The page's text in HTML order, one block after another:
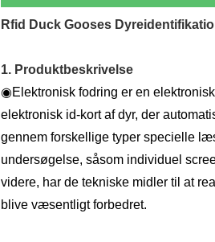
Rfid Duck Gooses
1. Produktbeskrivelse
◉Elektronisk fodring er en
elektronisk id-kort af dyr, der
gennem forskellige typer specielle
undersøgelse, såsom individuel
videre, har de tekniske midler til at
blive væsentligt forbedret.